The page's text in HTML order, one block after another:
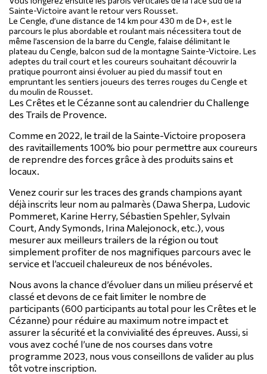
Sainte-Victoire avant le retour vers Rousset.
Le Cengle, d’une distance de 14 km pour 430 m de D+, est le
parcours le plus abordable et roulant mais nécessitera tout de
même l’ascension de la barre du Cengle, falaise délimitant le
plateau du Cengle, balcon sud de la montagne Sainte-Victoire. Les
adeptes du trail court et les coureurs souhaitant découvrir la
pratique pourront ainsi évoluer au pied du massif tout en
empruntant les sentiers joueurs des terres rouges du Cengle et
du moulin de Rousset.
Les Crêtes et le Cézanne sont au calendrier du Challenge
des Trails de Provence.
Comme en 2022, le trail de la Sainte-Victoire proposera
des ravitaillements 100% bio pour permettre aux coureurs
de reprendre des forces grâce à des produits sains et
locaux.
Venez courir sur les traces des grands champions ayant
déjà inscrits leur nom au palmarès (Dawa Sherpa, Ludovic
Pommeret, Karine Herry, Sébastien Spehler, Sylvain
Court, Andy Symonds, Irina Malejonock, etc.), vous
mesurer aux meilleurs trailers de la région ou tout
simplement profiter de nos magnifiques parcours avec le
service et l’accueil chaleureux de nos bénévoles.
Nous avons la chance d’évoluer dans un milieu préservé et
classé et devons de ce fait limiter le nombre de
participants (600 participants au total pour les Crêtes et le
Cézanne) pour réduire au maximum notre impact et
assurer la sécurité et la convivialité des épreuves. Aussi, si
vous avez coché l’une de nos courses dans votre
programme 2023, nous vous conseillons de valider au plus
tôt votre inscription.